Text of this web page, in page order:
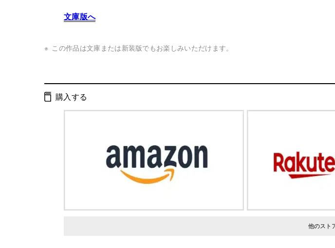
Cコード： 0095
文庫版へ
この作品は文庫または新装版でもお楽しみいただけます。
購入する
他のスト